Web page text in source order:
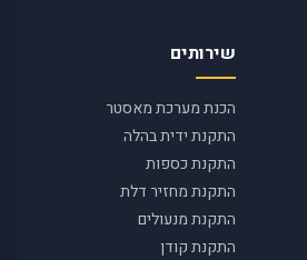
שירותים
הכנת מערכת מאסטר
התקנת ידית בהלה
התקנת כספות
התקנת מחזיר דלת
התקנת מנעולים
התקנת קודן